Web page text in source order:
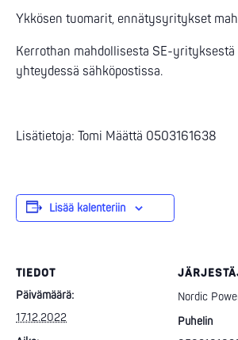
Ykkösen tuomarit, ennätysyritykset
Kerrothan mahdollisesta SE-
yhteydessä sähköpostissa.
Lisätietoja: Tomi Määttä 0503161638
Lisää kalenteriin
TIEDOT
Päivämäärä:
17.12.2022
Nordic
Puhelin